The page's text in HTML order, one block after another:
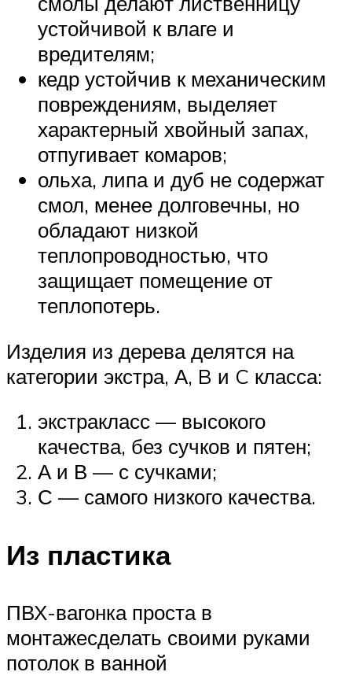
устойчивой к влаге и
вредителям;
кедр устойчив к механическим
повреждениям, выделяет
характерный хвойный запах,
отпугивает комаров;
ольха, липа и дуб не содержат
смол, менее долговечны, но
обладают низкой
теплопроводностью, что
защищает помещение от
теплопотерь.
Изделия из дерева делятся на
категории экстра, А, B и C класса:
экстракласс — высокого
качества, без сучков и пятен;
А и В — с сучками;
С — самого низкого качества.
Из пластика
ПВХ-вагонка проста в
монтажесделать своими руками
потолок в ванной